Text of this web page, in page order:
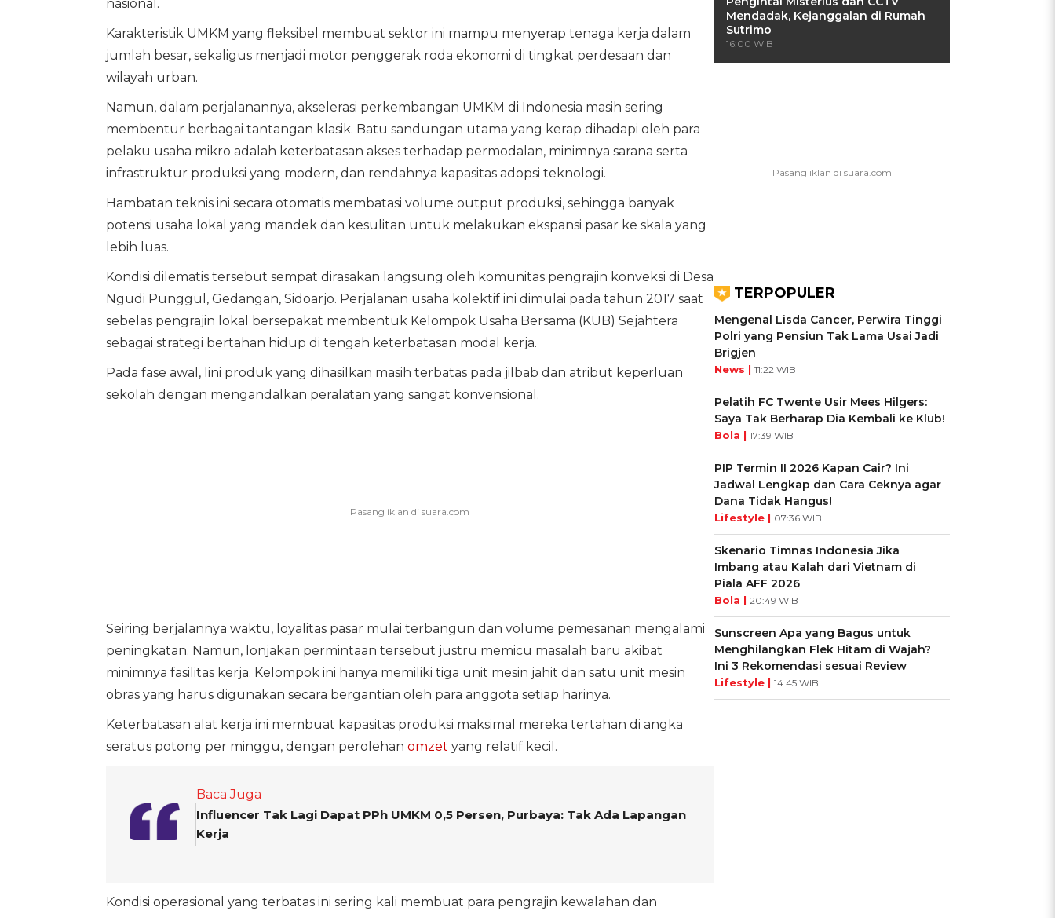
nasional.
Karakteristik UMKM yang fleksibel membuat sektor ini mampu menyerap tenaga kerja dalam
jumlah besar, sekaligus menjadi motor penggerak roda ekonomi di tingkat perdesaan dan
wilayah urban.
Namun, dalam perjalanannya, akselerasi perkembangan UMKM di Indonesia masih sering
membentur berbagai tantangan klasik. Batu sandungan utama yang kerap dihadapi oleh para
pelaku usaha mikro adalah keterbatasan akses terhadap permodalan, minimnya sarana serta
infrastruktur produksi yang modern, dan rendahnya kapasitas adopsi teknologi.
Hambatan teknis ini secara otomatis membatasi volume output produksi, sehingga banyak
potensi usaha lokal yang mandek dan kesulitan untuk melakukan ekspansi pasar ke skala yang
lebih luas.
Kondisi dilematis tersebut sempat dirasakan langsung oleh komunitas pengrajin konveksi di Desa
Ngudi Punggul, Gedangan, Sidoarjo. Perjalanan usaha kolektif ini dimulai pada tahun 2017 saat
sebelas pengrajin lokal bersepakat membentuk Kelompok Usaha Bersama (KUB) Sejahtera
sebagai strategi bertahan hidup di tengah keterbatasan modal kerja.
Pada fase awal, lini produk yang dihasilkan masih terbatas pada jilbab dan atribut keperluan
sekolah dengan mengandalkan peralatan yang sangat konvensional.
Seiring berjalannya waktu, loyalitas pasar mulai terbangun dan volume pemesanan mengalami
peningkatan. Namun, lonjakan permintaan tersebut justru memicu masalah baru akibat
minimnya fasilitas kerja. Kelompok ini hanya memiliki tiga unit mesin jahit dan satu unit mesin
obras yang harus digunakan secara bergantian oleh para anggota setiap harinya.
Keterbatasan alat kerja ini membuat kapasitas produksi maksimal mereka tertahan di angka
seratus potong per minggu, dengan perolehan omzet yang relatif kecil.
Baca Juga
Influencer Tak Lagi Dapat PPh UMKM 0,5 Persen, Purbaya: Tak Ada Lapangan
Kerja
Kondisi operasional yang terbatas ini sering kali membuat para pengrajin kewalahan dan
Mendadak, Kejanggalan di Rumah
Sutrimo
16:00 WIB
TERPOPULER
Mengenal Lisda Cancer, Perwira Tinggi
Polri yang Pensiun Tak Lama Usai Jadi
Brigjen
News | 11:22 WIB
Pelatih FC Twente Usir Mees Hilgers:
Saya Tak Berharap Dia Kembali ke Klub!
Bola | 17:39 WIB
PIP Termin II 2026 Kapan Cair? Ini
Jadwal Lengkap dan Cara Ceknya agar
Dana Tidak Hangus!
Lifestyle | 07:36 WIB
Skenario Timnas Indonesia Jika
Imbang atau Kalah dari Vietnam di
Piala AFF 2026
Bola | 20:49 WIB
Sunscreen Apa yang Bagus untuk
Menghilangkan Flek Hitam di Wajah?
Ini 3 Rekomendasi sesuai Review
Lifestyle | 14:45 WIB